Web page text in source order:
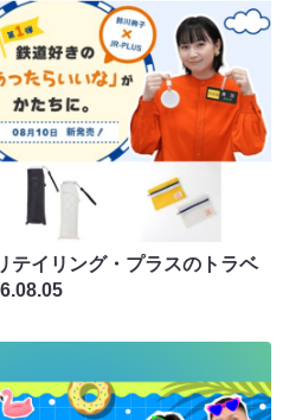
テイリング・プラスのトラベ